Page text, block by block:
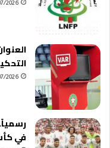
2026
2026
في